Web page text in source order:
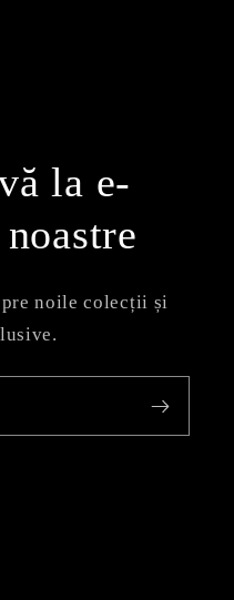
la e-
noile colecții și